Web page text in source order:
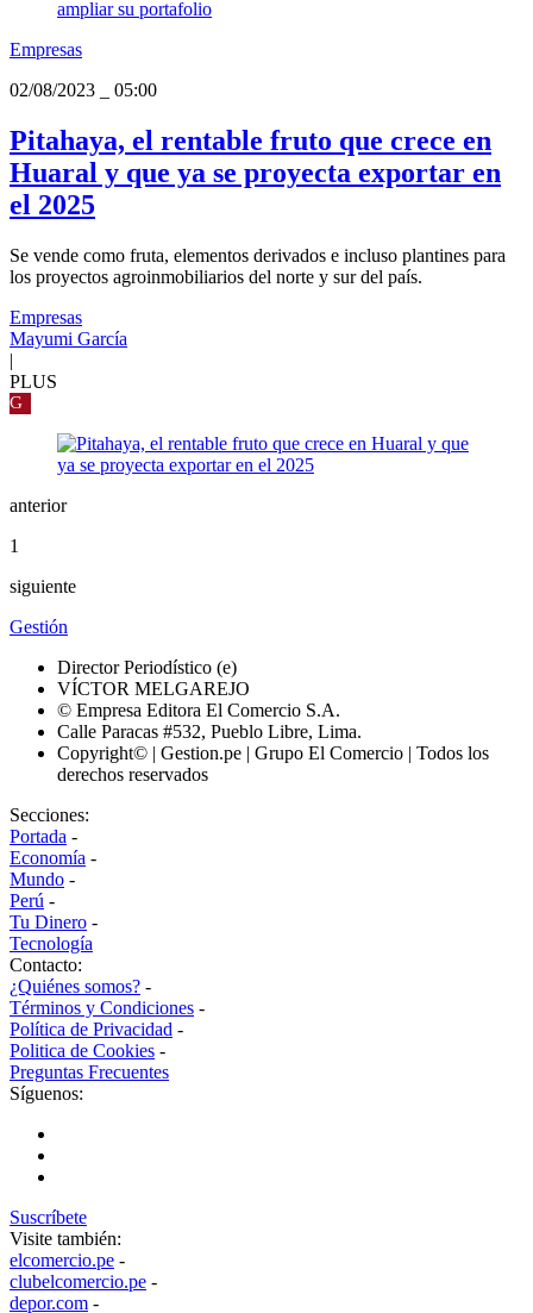
Empresas
02/08/2023
05:00
Pitahaya, el rentable fruto que crece en
Huaral y que ya se proyecta exportar en
el 2025
Se vende como fruta, elementos derivados e incluso plantines para
los proyectos agroinmobiliarios del norte y sur del país.
Empresas
Mayumi García
|
PLUS
G
anterior
1
siguiente
Gestión
Director Periodístico (e)
VÍCTOR MELGAREJO
© Empresa Editora El Comercio S.A.
Calle Paracas #532, Pueblo Libre, Lima.
Copyright© | Gestion.pe | Grupo El Comercio | Todos los
derechos reservados
Secciones:
Portada -
Economía -
Mundo -
Perú -
Tu Dinero -
Tecnología
Contacto:
¿Quiénes somos? -
Términos y Condiciones -
Política de Privacidad -
Politica de Cookies -
Preguntas Frecuentes
Síguenos:
Suscríbete
Visite también:
elcomercio.pe -
clubelcomercio.pe -
depor.com -